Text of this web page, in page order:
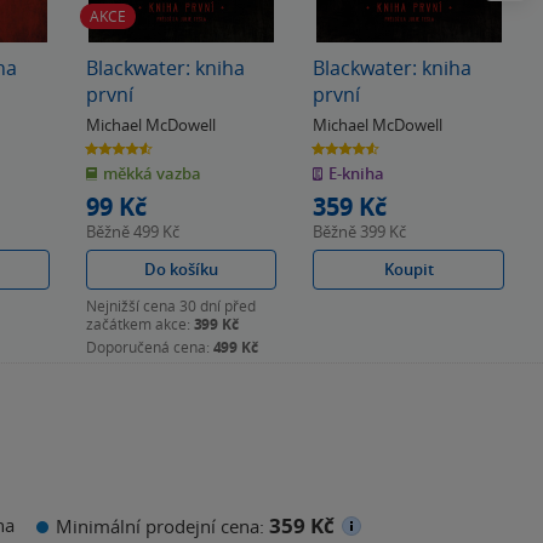
AKCE
Blackwater: kniha
první
Michael McDowell
4.6
z
5
hvězdiček
měkká vazba
99 Kč
Běžně499 Kč
Do košíku
Nejnižší cena 30 dní před
začátkem akce: 399 Kč
Doporučená cena: 499 Kč
Blackwater: kniha
první
Michael McDowell
4.6
z
5
hvězdiček
E-kniha
359 Kč
Běžně 399 Kč
Koupit
Minimální prodejní cena: 359 Kč